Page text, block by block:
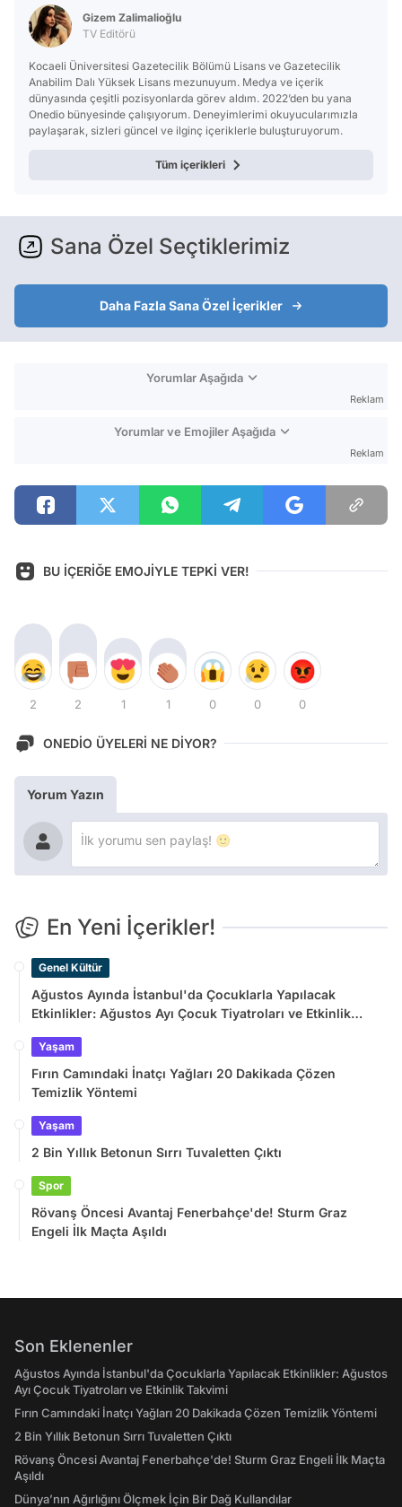
Gizem Zalimalioğlu
TV Editörü
Kocaeli Üniversitesi Gazetecilik Bölümü Lisans ve Gazetecilik
Anabilim Dalı Yüksek Lisans mezunuyum. Medya ve içerik
dünyasında çeşitli pozisyonlarda görev aldım. 2022’den bu yana
Onedio bünyesinde çalışıyorum. Deneyimlerimi okuyucularımızla
paylaşarak, sizleri güncel ve ilginç içeriklerle buluşturuyorum.
Tüm içerikleri
Sana Özel Seçtiklerimiz
Daha Fazla Sana Özel İçerikler
Yorumlar Aşağıda
Reklam
Yorumlar ve Emojiler Aşağıda
Reklam
BU İÇERİĞE EMOJİYLE TEPKİ VER!
2 2 1 1 0 0 0
ONEDİO ÜYELERİ NE DİYOR?
Yorum Yazın
En Yeni İçerikler!
Genel Kültür
Ağustos Ayında İstanbul'da Çocuklarla Yapılacak
Etkinlikler: Ağustos Ayı Çocuk Tiyatroları ve Etkinlik
Yaşam
Fırın Camındaki İnatçı Yağları 20 Dakikada Çözen
Temizlik Yöntemi
Yaşam
2 Bin Yıllık Betonun Sırrı Tuvaletten Çıktı
Spor
Rövanş Öncesi Avantaj Fenerbahçe'de! Sturm Graz
Engeli İlk Maçta Aşıldı
Son Eklenenler
Ağustos Ayında İstanbul'da Çocuklarla Yapılacak Etkinlikler: Ağustos
Ayı Çocuk Tiyatroları ve Etkinlik Takvimi
Fırın Camındaki İnatçı Yağları 20 Dakikada Çözen Temizlik Yöntemi
2 Bin Yıllık Betonun Sırrı Tuvaletten Çıktı
Rövanş Öncesi Avantaj Fenerbahçe'de! Sturm Graz Engeli İlk Maçta
Aşıldı
Dünya’nın Ağırlığını Ölçmek İçin Bir Dağ Kullandılar